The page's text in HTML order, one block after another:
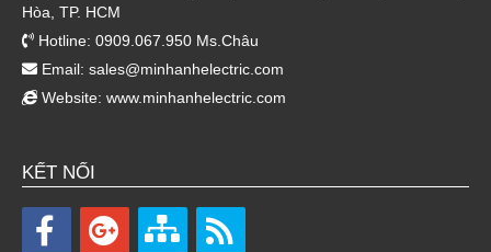
Hòa, TP. HCM
Hotline: 0909.067.950 Ms.Châu
Email: sales@minhanhelectric.com
Website: www.minhanhelectric.com
KẾT NỐI